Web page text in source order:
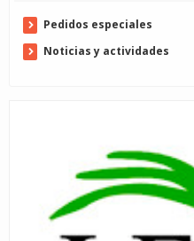
Pedidos especiales
Noticias y actividades